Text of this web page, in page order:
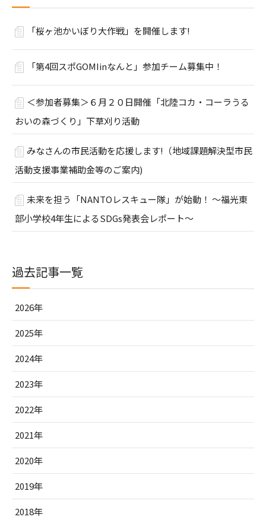
「桜ヶ池かいぼり大作戦」を開催します!
「第4回スポGOMIinなんと」参加チーム募集中！
＜参加者募集＞６月２０日開催「北陸コカ・コーラうる
おいの森づくり」下草刈り活動
みなさんの市民活動を応援します!（地域課題解決型市民
活動支援事業補助金等のご案内)
未来を担う「NANTOレスキュー隊」が始動！ ～福光東
部小学校4年生によるSDGs発表会レポート～
過去記事一覧
2026年
2025年
2024年
2023年
2022年
2021年
2020年
2019年
2018年